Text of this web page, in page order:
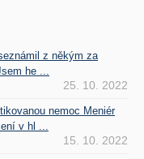
z někým za
he ...
25. 10. 2022
nemoc Meniér
v hl ...
15. 10. 2022